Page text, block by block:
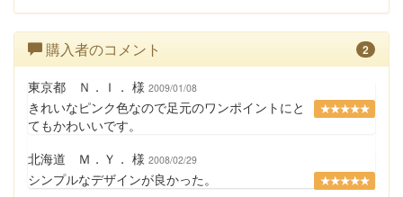
購入者のコメント 2
東京都 Ｎ．Ｉ． 様 2009/01/08
★★★★★
きれいなピンク色なので足元のワンポイントにと
てもかわいいです。
北海道 Ｍ．Ｙ． 様 2008/02/29
★★★★★
シンプルなデザインが良かった。